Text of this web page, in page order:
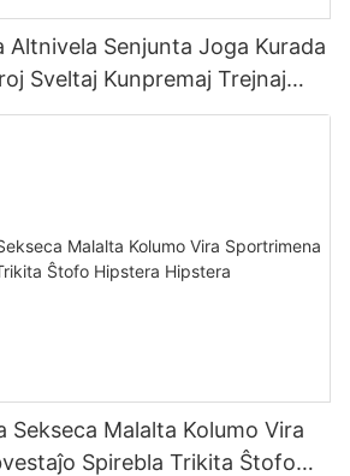
Altnivela Senjunta Joga Kurada
Sveltaj Kunpremaj Trejnaj
Sekseca Malalta Kolumo Vira
Spirebla Trikita Ŝtofo